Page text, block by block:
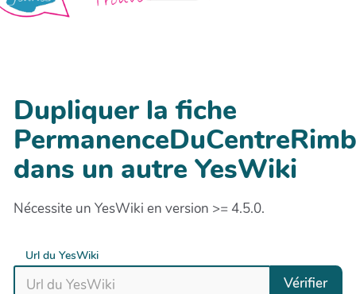
Dupliquer la fiche
dans un autre YesWiki
Nécessite un YesWiki en version >= 4.5.0.
Url du YesWiki
Vérifier